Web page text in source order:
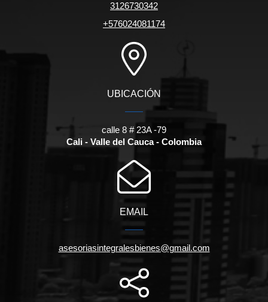
3126730342
+576024081174
UBICACIÓN
calle 8 # 23A -79
Cali - Valle del Cauca - Colombia
EMAIL
asesoriasintegralesbienes@gmail.com